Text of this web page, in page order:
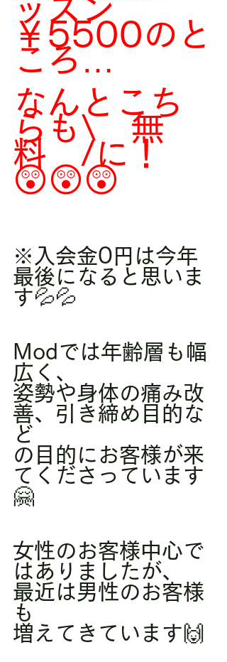
ッスン
￥5500のと
ころ…
なんとこち
らも\　無
料　/に！
😲😲😲
※入会金0円は今年
最後になると思いま
す💦💦
Modでは年齢層も幅
広く、
姿勢や身体の痛み改
善、引き締め目的な
ど
の目的にお客様が来
てくださっています
🤗
女性のお客様中心で
はありましたが、
最近は男性のお客様
も
増えてきています🙌